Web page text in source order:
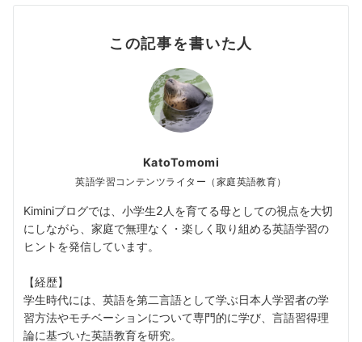
この記事を書いた人
KatoTomomi
英語学習コンテンツライター（家庭英語教育）
Kiminiブログでは、小学生2人を育てる母としての視点を大切
にしながら、家庭で無理なく・楽しく取り組める英語学習の
ヒントを発信しています。
【経歴】
学生時代には、英語を第二言語として学ぶ日本人学習者の学
習方法やモチベーションについて専門的に学び、言語習得理
論に基づいた英語教育を研究。